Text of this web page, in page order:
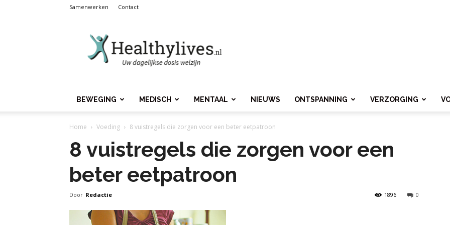
Samenwerken Contact
BEWEGING MEDISCH MENTAAL NIEUWS ONTSPANNING VERZORGING
Home Voeding 8 vuistregels die zorgen voor een beter eetpatroon
8 vuistregels die zorgen voor een
beter eetpatroon
Door Redactie 0
1896